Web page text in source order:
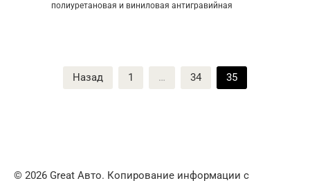
полиуретановая и виниловая антигравийная
Назад 1 … 34 35
© 2026 Great Авто. Копирование информации с